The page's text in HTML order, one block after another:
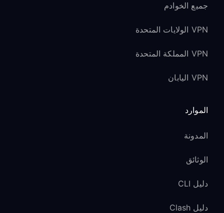
جميع الخوادم
VPN الولايات المتحدة
VPN المملكة المتحدة
VPN اليابان
الموارد
المدونة
الوثائق
دليل CLI
دليل Clash